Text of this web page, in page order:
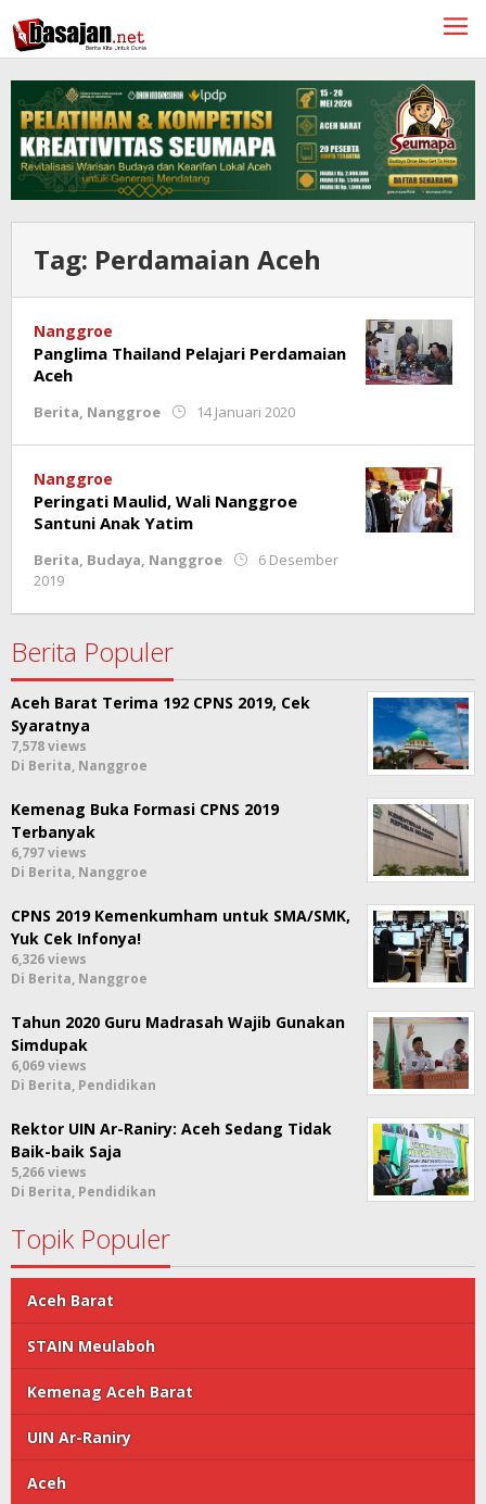
ke
konten
Tag: Perdamaian Aceh
Nanggroe
Panglima Thailand Pelajari Perdamaian
Aceh
Berita, Nanggroe 14 Januari 2020
Trisnamal
Nanggroe
Peringati Maulid, Wali Nanggroe
Santuni Anak Yatim
Berita, Budaya, Nanggroe
6 Desember
2019
Berita Populer
Aceh Barat Terima 192 CPNS 2019, Cek
Syaratnya
7,578 views
Di Berita, Nanggroe
Kemenag Buka Formasi CPNS 2019
Terbanyak
6,797 views
Di Berita, Nanggroe
CPNS 2019 Kemenkumham untuk SMA/SMK,
Yuk Cek Infonya!
6,326 views
Di Berita, Nanggroe
Tahun 2020 Guru Madrasah Wajib Gunakan
Simdupak
6,069 views
Di Berita, Pendidikan
Rektor UIN Ar-Raniry: Aceh Sedang Tidak
Baik-baik Saja
5,266 views
Di Berita, Pendidikan
Topik Populer
Aceh Barat
STAIN Meulaboh
Kemenag Aceh Barat
UIN Ar-Raniry
Aceh